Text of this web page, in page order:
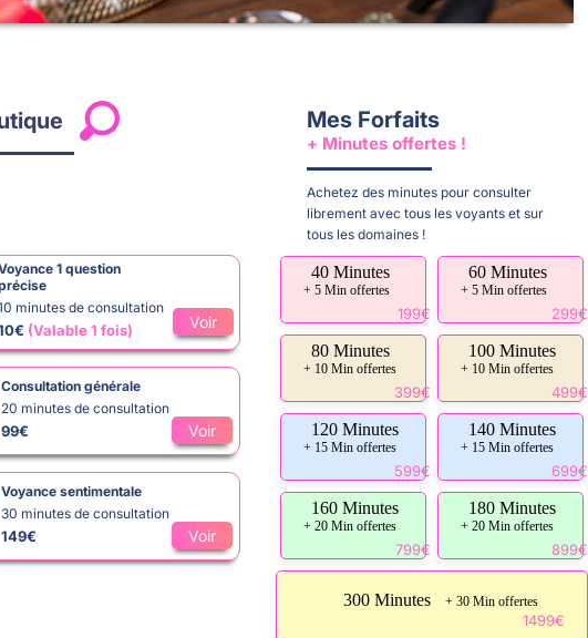
1 question
minutes de consultation
(Valable 1 fois) Voir
Consultation générale
20 minutes de consultation
99€ Voir
Voyance sentimentale
30 minutes de consultation
149€ Voir
Mes Forfaits
+ Minutes offertes !
Achetez des minutes pour consulter
librement avec tous les voyants et sur
tous les domaines !
40 Minutes
+ 5 Min offertes
199€
60 Minutes
+ 5 Min offertes
299€
80 Minutes
+ 10 Min offertes
399€
100 Minutes
+ 10 Min offertes
499€
120 Minutes
+ 15 Min offertes
599€
140 Minutes
+ 15 Min offertes
699€
160 Minutes
+ 20 Min offertes
799€
180 Minutes
+ 20 Min offertes
899€
300 Minutes + 30 Min offertes
1499€